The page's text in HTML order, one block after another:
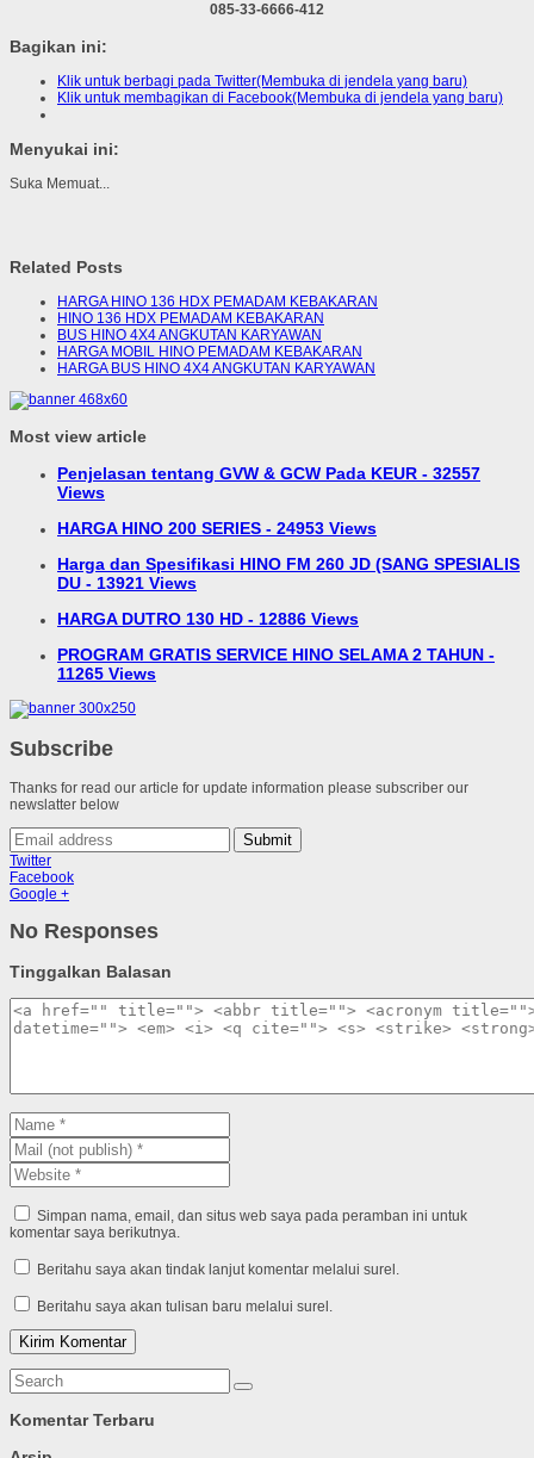
085-33-6666-412
Bagikan ini:
Klik untuk berbagi pada Twitter(Membuka di jendela yang baru)
Klik untuk membagikan di Facebook(Membuka di jendela yang baru)
Menyukai ini:
Suka Memuat...
Related Posts
HARGA HINO 136 HDX PEMADAM KEBAKARAN
HINO 136 HDX PEMADAM KEBAKARAN
BUS HINO 4X4 ANGKUTAN KARYAWAN
HARGA MOBIL HINO PEMADAM KEBAKARAN
HARGA BUS HINO 4X4 ANGKUTAN KARYAWAN
Most view article
Penjelasan tentang GVW & GCW Pada KEUR - 32557
Views
HARGA HINO 200 SERIES - 24953 Views
Harga dan Spesifikasi HINO FM 260 JD (SANG SPESIALIS
DU - 13921 Views
HARGA DUTRO 130 HD - 12886 Views
PROGRAM GRATIS SERVICE HINO SELAMA 2 TAHUN -
11265 Views
Subscribe
Thanks for read our article for update information please subscriber our
newslatter below
Submit
Twitter
Facebook
Google +
No Responses
Tinggalkan Balasan
Simpan nama, email, dan situs web saya pada peramban ini untuk
komentar saya berikutnya.
Beritahu saya akan tindak lanjut komentar melalui surel.
Beritahu saya akan tulisan baru melalui surel.
Komentar Terbaru